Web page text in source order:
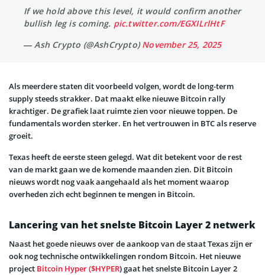
If we hold above this level, it would confirm another
bullish leg is coming. pic.twitter.com/EGXILrlHtF
— Ash Crypto (@AshCrypto)November 25, 2025
Als meerdere staten dit voorbeeld volgen, wordt de long-term
supply steeds strakker. Dat maakt elke nieuwe Bitcoin rally
krachtiger. De grafiek laat ruimte zien voor nieuwe toppen. De
fundamentals worden sterker. En het vertrouwen in BTC als reserve
groeit.
Texas heeft de eerste steen gelegd. Wat dit betekent voor de rest
van de markt gaan we de komende maanden zien. Dit Bitcoin
nieuws wordt nog vaak aangehaald als het moment waarop
overheden zich echt beginnen te mengen in Bitcoin.
Lancering van het snelste Bitcoin Layer 2 netwerk
Naast het goede nieuws over de aankoop van de staat Texas zijn er
ook nog technische ontwikkelingen rondom Bitcoin. Het nieuwe
project Bitcoin Hyper ($HYPER) gaat het snelste Bitcoin Layer 2